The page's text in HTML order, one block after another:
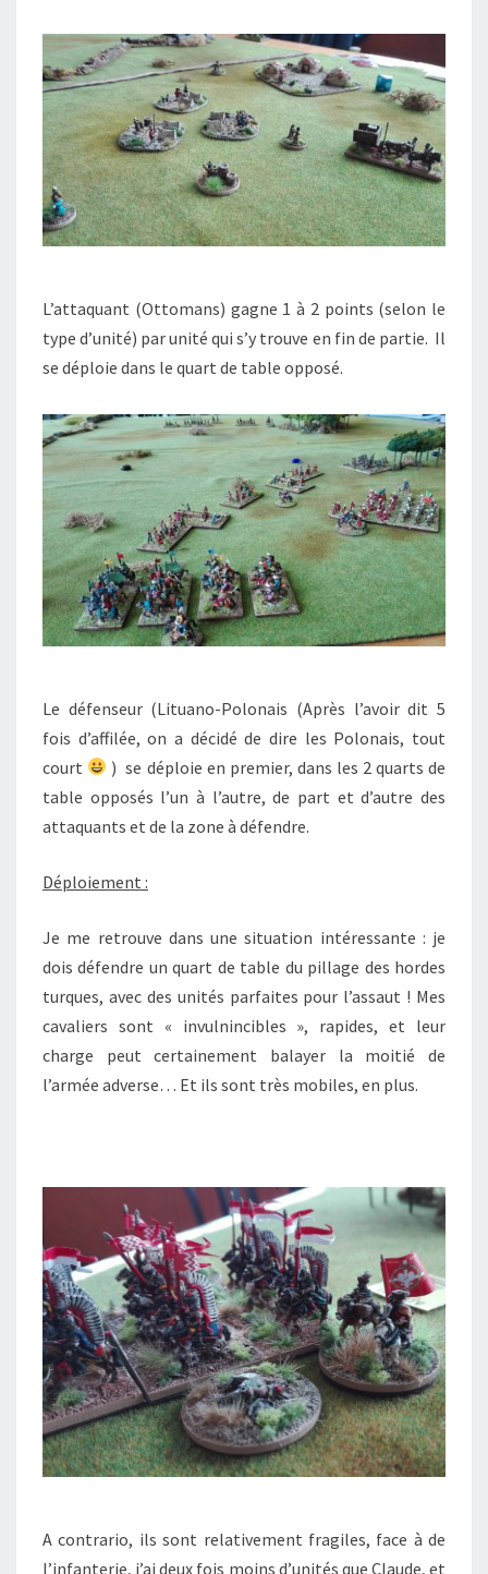
L’attaquant (Ottomans) gagne 1 à 2 points (selon le
type d’unité) par unité qui s’y trouve en fin de partie. Il
se déploie dans le quart de table opposé.
Le défenseur (Lituano-Polonais (Après l’avoir dit 5
fois d’affilée, on a décidé de dire les Polonais, tout
court
) se déploie en premier, dans les 2 quarts de
table opposés l’un à l’autre, de part et d’autre des
attaquants et de la zone à défendre.
Déploiement :
Je me retrouve dans une situation intéressante : je
dois défendre un quart de table du pillage des hordes
turques, avec des unités parfaites pour l’assaut ! Mes
cavaliers sont « invulnincibles », rapides, et leur
charge peut certainement balayer la moitié de
l’armée adverse… Et ils sont très mobiles, en plus.
A contrario, ils sont relativement fragiles, face à de
l’infanterie, j’ai deux fois moins d’unités que Claude, et